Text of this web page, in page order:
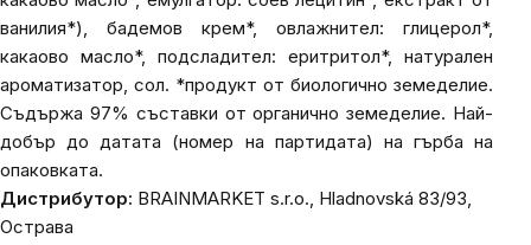
ванилия*), бадемов крем*, овлажнител: глицерол*,
какаово масло*, подсладител: еритритол*, натурален
ароматизатор, сол. *продукт от биологично земеделие.
Съдържа 97% съставки от органично земеделие. Най-
добър до датата (номер на партидата) на гърба на
опаковката.
Дистрибутор: BRAINMARKET s.r.o., Hladnovská 83/93,
Острава